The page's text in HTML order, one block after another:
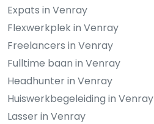
Expats in Venray
Flexwerkplek in Venray
Freelancers in Venray
Fulltime baan in Venray
Headhunter in Venray
Huiswerkbegeleiding in Venray
Lasser in Venray